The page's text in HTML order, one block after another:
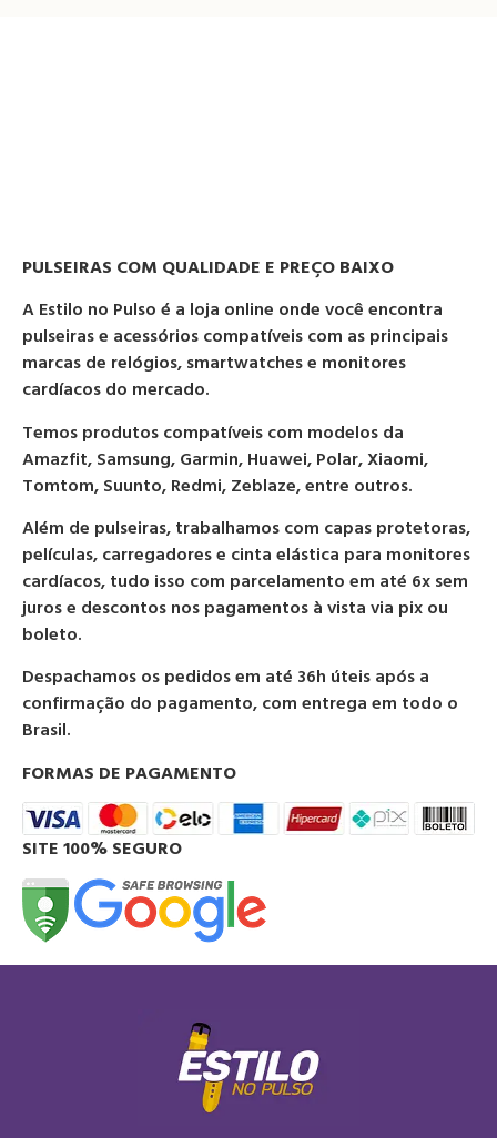
PULSEIRAS COM QUALIDADE E PREÇO BAIXO
A Estilo no Pulso é a loja online onde você encontra
pulseiras e acessórios compatíveis com as principais
marcas de relógios, smartwatches e monitores
cardíacos do mercado.
Temos produtos compatíveis com modelos da
Amazfit, Samsung, Garmin, Huawei, Polar, Xiaomi,
Tomtom, Suunto, Redmi, Zeblaze, entre outros.
Além de pulseiras, trabalhamos com capas protetoras,
películas, carregadores e cinta elástica para monitores
cardíacos, tudo isso com parcelamento em até 6x sem
juros e descontos nos pagamentos à vista via pix ou
boleto.
Despachamos os pedidos em até 36h úteis após a
confirmação do pagamento, com entrega em todo o
Brasil.
FORMAS DE PAGAMENTO
SITE 100% SEGURO